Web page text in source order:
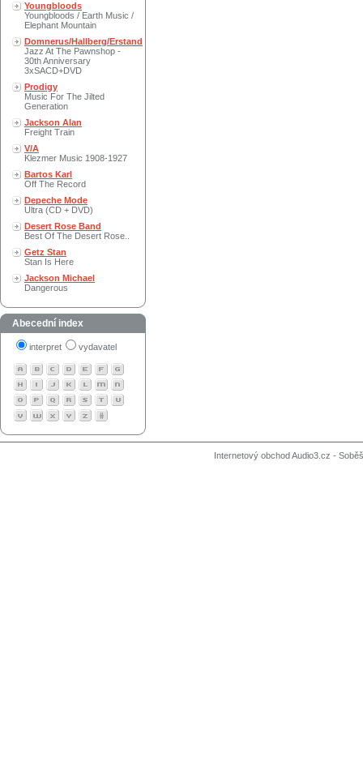
Youngbloods
Youngbloods / Earth Music /
Elephant Mountain
Domnerus/Hallberg/Erstand
Jazz At The Pawnshop -
30th Anniversary
3xSACD+DVD
Prodigy
Music For The Jilted
Generation
Jackson Alan
Freight Train
V/A
Klezmer Music 1908-1927
Bartos Karl
Off The Record
Depeche Mode
Ultra (CD + DVD)
Desert Rose Band
Best Of The Desert Rose..
Getz Stan
Stan Is Here
Jackson Michael
Dangerous
Abecední index
interpret vydavatel
Internetový obchod Audio3.cz -